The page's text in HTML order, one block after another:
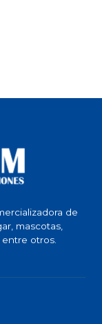
de
mascotas,
otros.